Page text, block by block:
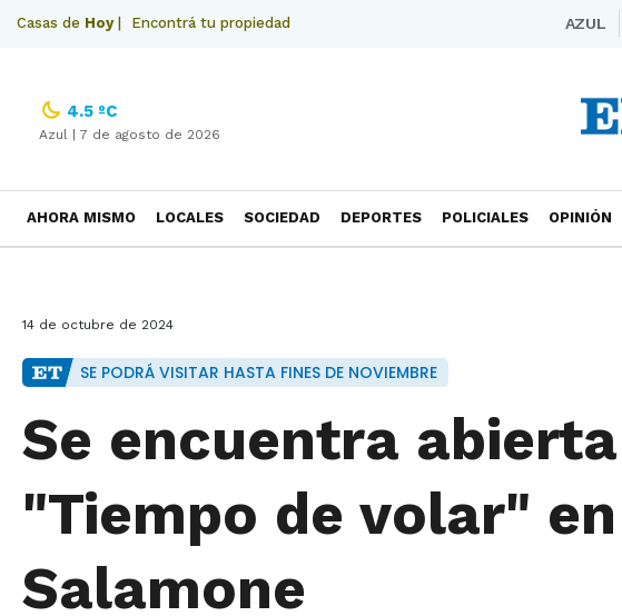
Casas de Hoy| Encontrá tu propiedad AZUL
4.5 ºC
Azul | 7 de agosto de 2026
AHORA MISMO LOCALES SOCIEDAD DEPORTES POLICIALES OPINIÓN
14 de octubre de 2024
SE PODRÁ VISITAR HASTA FINES DE NOVIEMBRE
Se encuentra
"Tiempo de volar"
Salamone